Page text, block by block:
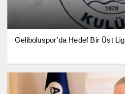
Geliboluspor’da Hedef Bir Üst Lig